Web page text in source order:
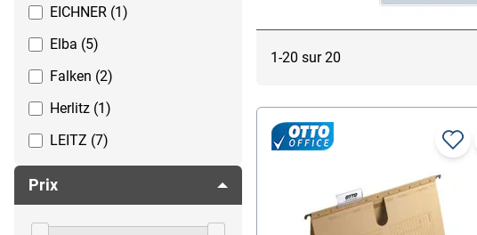
Fichiers
Fournitures de bureau
Perforation
Pochettes plastiques
Sous-dossiers
EICHNER (1)
Elba (5)
Falken (2)
Herlitz (1)
LEITZ (7)
Prix
1-20 sur 20